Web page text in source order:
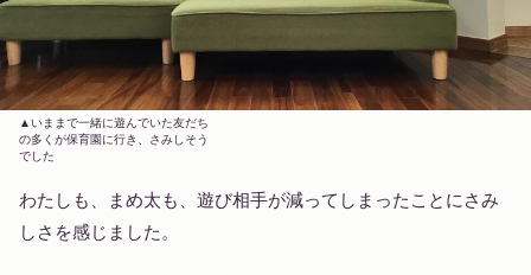
いままで一緒に遊んでいた友だち
の多くが保育園に行き、さみしそう
でした
わたしも、まめ太も、遊び相手が減ってしまったことにさみ
しさを感じました。